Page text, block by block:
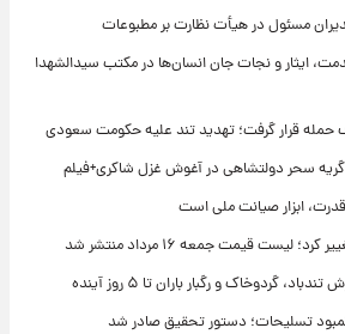
مسئول در هیأت نظارت بر مطبوعات
ایثار و نجات جان انسان‌ها در مکتب سیدالشهدا
حمله قرار گرفت؛ تهدید تند علیه حکومت سعودی
سحر دولتشاهی در آغوش غزل شاکری+فیلم
ابزار صیانت ملی است
قیمت جمعه ۱۶ مرداد منتشر شد
گردوخاک و رگبار باران تا ۵ روز آینده
تسلیحات؛ دستور تحقیق صادر شد